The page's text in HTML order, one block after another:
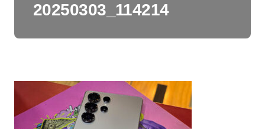
20250303_114214